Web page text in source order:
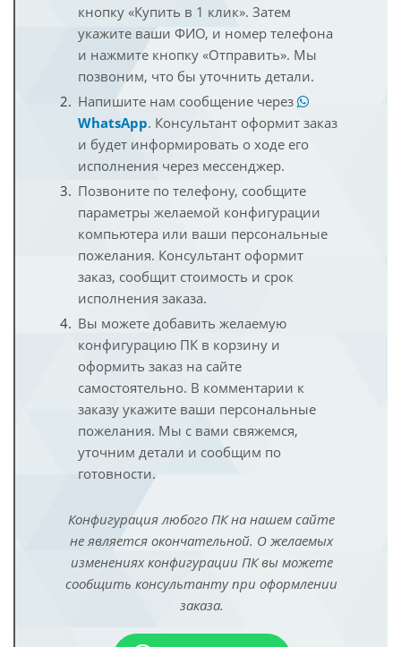
кнопку «Купить в 1 клик». Затем
укажите ваши ФИО, и номер телефона
и нажмите кнопку «Отправить». Мы
позвоним, что бы уточнить детали.
Напишите нам сообщение через
WhatsApp. Консультант оформит заказ
и будет информировать о ходе его
исполнения через мессенджер.
Позвоните по телефону, сообщите
параметры желаемой конфигурации
компьютера или ваши персональные
пожелания. Консультант оформит
заказ, сообщит стоимость и срок
исполнения заказа.
Вы можете добавить желаемую
конфигурацию ПК в корзину и
оформить заказ на сайте
самостоятельно. В комментарии к
заказу укажите ваши персональные
пожелания. Мы с вами свяжемся,
уточним детали и сообщим по
готовности.
Конфигурация любого ПК на нашем сайте
не является окончательной. О желаемых
изменениях конфигурации ПК вы можете
сообщить консультанту при оформлении
заказа.